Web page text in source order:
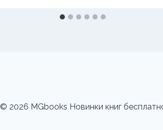
© 2026 MGbooks Новинки книг